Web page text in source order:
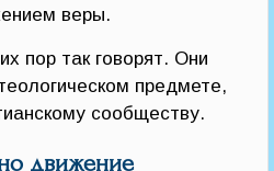
веры.
пор так говорят. Они
предмете,
сообществу.
движение